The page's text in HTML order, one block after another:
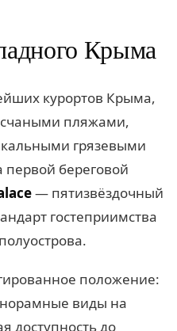
Крыма
курортов Крыма,
пляжами,
грязевыми
береговой
— пятизвёздочный
гостеприимства
положение:
виды на
доступность до